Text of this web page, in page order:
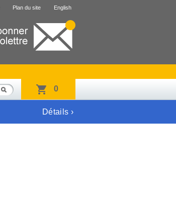
Plan du site English
0
Détails ›